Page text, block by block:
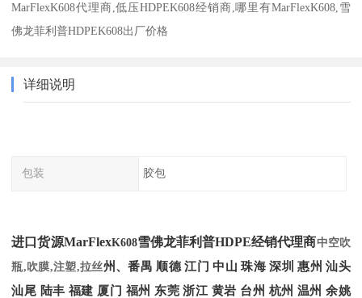
MarFlexK608代理商,低压HDPEK608经销商,哪里有MarFlexK608,雪
佛龙菲利普HDPEK608出厂价格
详细说明
包装 胶包
进口货源MarFlexK608雪佛龙菲利普HDPE经销代理商中空吹
瓶,吹膜,注塑,拉丝州、番禺 顺德 江门 中山 珠海 深圳 惠州 汕头
汕尾 陆丰 福建 厦门 福州 东莞 浙江 黄岩 台州 杭州 温州 余姚